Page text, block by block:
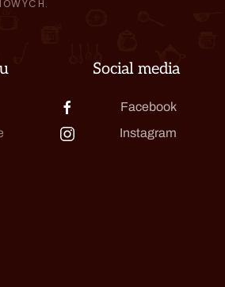
Social media
Facebook
Instagram